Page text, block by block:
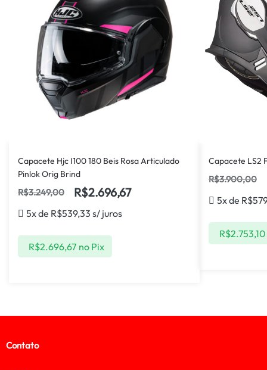
Capacete Hjc I100 180 Beis Rosa Articulado
Pinlok Orig Brind
R$3.249,00 R$2.696,67
5x de R$539,33 s/ juros
R$2.696,67 no Pix
Capacete LS2
R$3.900,00
5x de R$
R$2.753,10
Contato